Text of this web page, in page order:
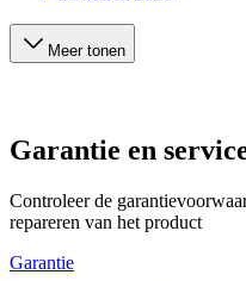
Meer tonen
Garantie en
Controleer de
repareren van het product
Garantie